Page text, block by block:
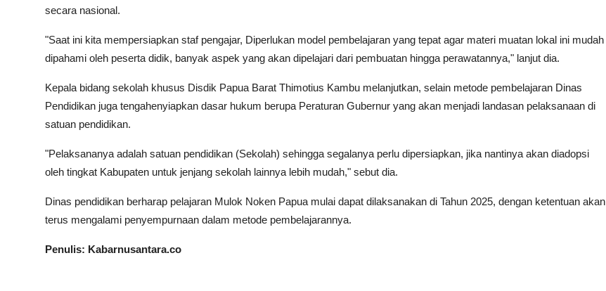
secara nasional.
"Saat ini kita mempersiapkan staf pengajar, Diperlukan model pembelajaran yang tepat agar materi muatan lokal ini mudah
dipahami oleh peserta didik, banyak aspek yang akan dipelajari dari pembuatan hingga perawatannya," lanjut dia.
Kepala bidang sekolah khusus Disdik Papua Barat Thimotius Kambu melanjutkan, selain metode pembelajaran Dinas
Pendidikan juga tengahenyiapkan dasar hukum berupa Peraturan Gubernur yang akan menjadi landasan pelaksanaan di
satuan pendidikan.
"Pelaksananya adalah satuan pendidikan (Sekolah) sehingga segalanya perlu dipersiapkan, jika nantinya akan diadopsi
oleh tingkat Kabupaten untuk jenjang sekolah lainnya lebih mudah," sebut dia.
Dinas pendidikan berharap pelajaran Mulok Noken Papua mulai dapat dilaksanakan di Tahun 2025, dengan ketentuan akan
terus mengalami penyempurnaan dalam metode pembelajarannya.
Penulis: Kabarnusantara.co